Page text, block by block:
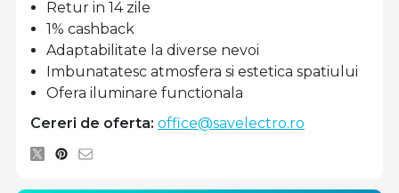
Retur in 14 zile
1% cashback
Adaptabilitate la diverse nevoi
Imbunatatesc atmosfera si estetica spatiului
Ofera iluminare functionala
Cereri de oferta: office@savelectro.ro